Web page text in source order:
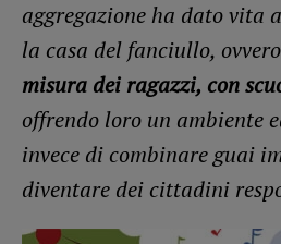
aggregazione ha dato vita
la casa del fanciullo, ovvero
misura dei ragazzi, con
offrendo loro un ambiente
invece di combinare guai
diventare dei cittadini